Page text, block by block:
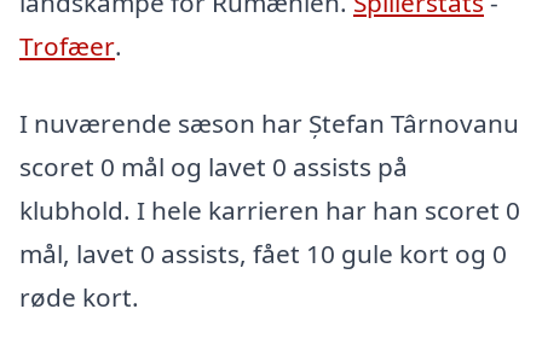
Trofæer.
I nuværende sæson har Ștefan Târnovanu
scoret 0 mål og lavet 0 assists på
klubhold. I hele karrieren har han scoret 0
mål, lavet 0 assists, fået 10 gule kort og 0
røde kort.